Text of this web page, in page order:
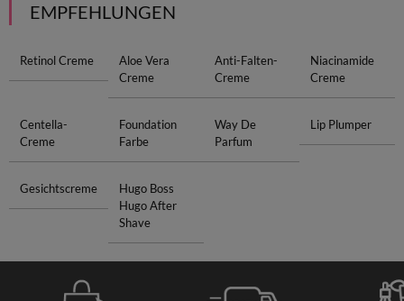
EMPFEHLUNGEN
Retinol Creme
Aloe Vera
Creme
Anti-Falten-
Creme
Niacinamide
Creme
Centella-
Creme
Foundation
Farbe
Way De
Parfum
Lip Plumper
Gesichtscreme
Hugo Boss
Hugo After
Shave